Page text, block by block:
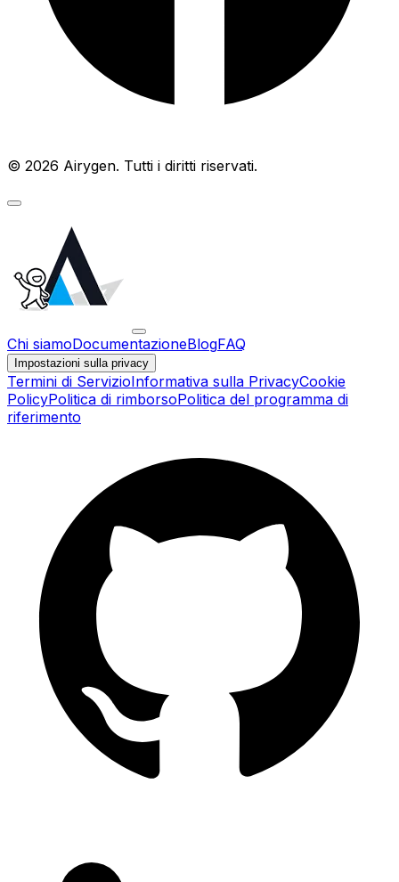
© 2026 Airygen. Tutti i diritti riservati.
Chi siamoDocumentazioneBlogFAQ
Impostazioni sulla privacy
Termini di ServizioInformativa sulla PrivacyCookie
PolicyPolitica di rimborsoPolitica del programma di
riferimento